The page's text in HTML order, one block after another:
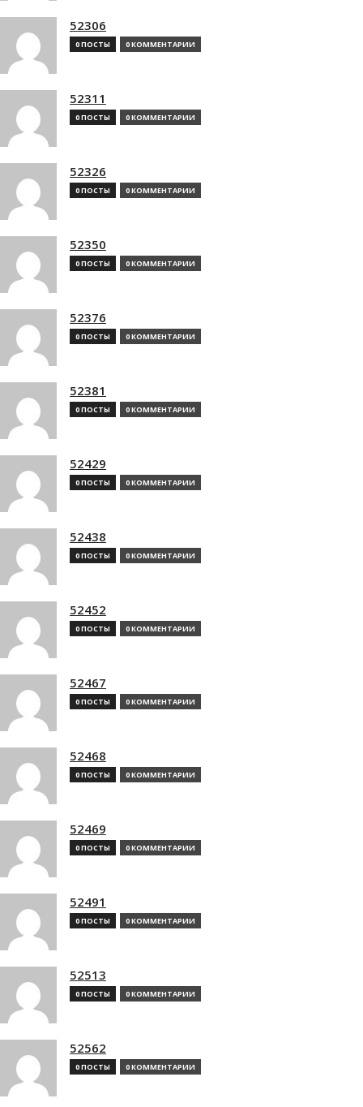
52306
0 ПОСТЫ 0 КОММЕНТАРИИ
52311
0 ПОСТЫ 0 КОММЕНТАРИИ
52326
0 ПОСТЫ 0 КОММЕНТАРИИ
52350
0 ПОСТЫ 0 КОММЕНТАРИИ
52376
0 ПОСТЫ 0 КОММЕНТАРИИ
52381
0 ПОСТЫ 0 КОММЕНТАРИИ
52429
0 ПОСТЫ 0 КОММЕНТАРИИ
52438
0 ПОСТЫ 0 КОММЕНТАРИИ
52452
0 ПОСТЫ 0 КОММЕНТАРИИ
52467
0 ПОСТЫ 0 КОММЕНТАРИИ
52468
0 ПОСТЫ 0 КОММЕНТАРИИ
52469
0 ПОСТЫ 0 КОММЕНТАРИИ
52491
0 ПОСТЫ 0 КОММЕНТАРИИ
52513
0 ПОСТЫ 0 КОММЕНТАРИИ
52562
0 ПОСТЫ 0 КОММЕНТАРИИ